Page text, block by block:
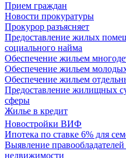
Прием граждан
Новости прокуратуры
Прокурор разъясняет
Предоставление жилых
социального найма
Обеспечение жильем
Обеспечение жильем
Обеспечение жильем
Предоставление жилищных
сферы
Жилье в кредит
Новостройки ВИФ
Ипотека по ставке 6% для
Выявление
недвижимости